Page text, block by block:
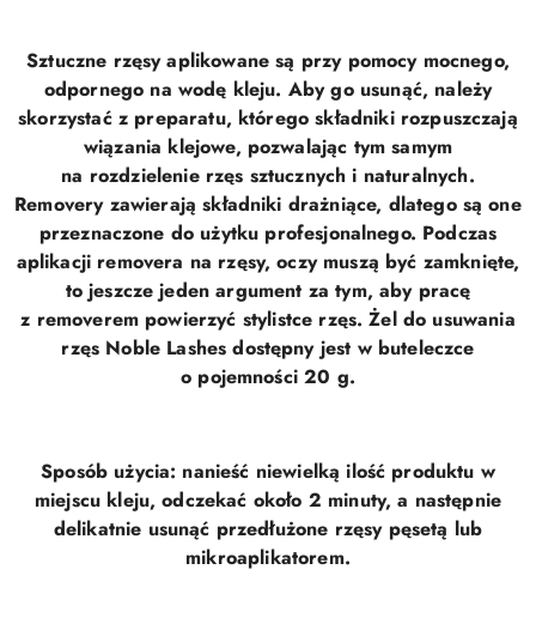
Sztuczne rzęsy aplikowane są przy pomocy mocnego,
odpornego na wodę kleju. Aby go usunąć, należy
skorzystać z preparatu, którego składniki rozpuszczają
wiązania klejowe, pozwalając tym samym
na rozdzielenie rzęs sztucznych i naturalnych.
Removery zawierają składniki drażniące, dlatego są one
przeznaczone do użytku profesjonalnego. Podczas
aplikacji removera na rzęsy, oczy muszą być zamknięte,
to jeszcze jeden argument za tym, aby pracę
z removerem powierzyć stylistce rzęs. Żel do usuwania
rzęs Noble Lashes dostępny jest w buteleczce
o pojemności 20 g.
Sposób użycia: nanieść niewielką ilość produktu w
miejscu kleju, odczekać około 2 minuty, a następnie
delikatnie usunąć przedłużone rzęsy pęsetą lub
mikroaplikatorem.